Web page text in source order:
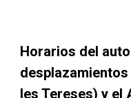
Horarios del
les Tereses) y el